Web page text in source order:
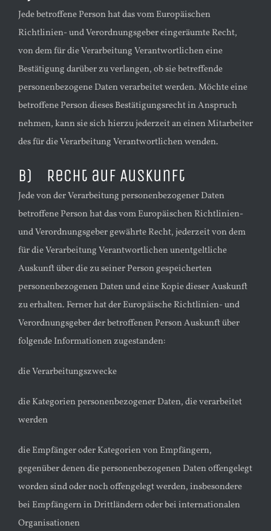
Jede betroffene Person hat das vom Europäischen
Richtlinien- und Verordnungsgeber eingeräumte Recht,
von dem für die Verarbeitung Verantwortlichen eine
Bestätigung darüber zu verlangen, ob sie betreffende
personenbezogene Daten verarbeitet werden. Möchte eine
betroffene Person dieses Bestätigungsrecht in Anspruch
nehmen, kann sie sich hierzu jederzeit an einen Mitarbeiter
des für die Verarbeitung Verantwortlichen wenden.
b) Recht auf Auskunft
Jede von der Verarbeitung personenbezogener Daten
betroffene Person hat das vom Europäischen Richtlinien-
und Verordnungsgeber gewährte Recht, jederzeit von dem
für die Verarbeitung Verantwortlichen unentgeltliche
Auskunft über die zu seiner Person gespeicherten
personenbezogenen Daten und eine Kopie dieser Auskunft
zu erhalten. Ferner hat der Europäische Richtlinien- und
Verordnungsgeber der betroffenen Person Auskunft über
folgende Informationen zugestanden:
die Verarbeitungszwecke
die Kategorien personenbezogener Daten, die verarbeitet
werden
die Empfänger oder Kategorien von Empfängern,
gegenüber denen die personenbezogenen Daten offengelegt
worden sind oder noch offengelegt werden, insbesondere
bei Empfängern in Drittländern oder bei internationalen
Organisationen